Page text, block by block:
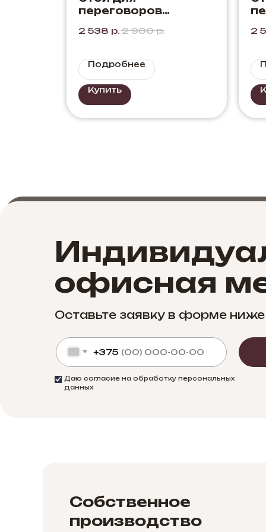
переговоров
Черный + Дуб Элисон
2 538 р. 2 900 р.
Подробнее
Купить
2
Оставьте заявку в форме
Даю согласие на обработку персональных
данных
+375
офисная
Собственное
производство